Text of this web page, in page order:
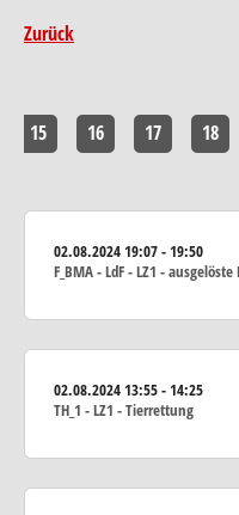
Zurück
15 16 17 18
02.08.202419:07 - 19:50
F_BMA - LdF - LZ1 -
02.08.202413:55 - 14:25
TH_1 - LZ1 - Tierrettung